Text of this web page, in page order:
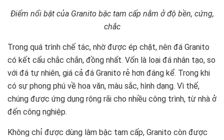
Điểm nổi bật của Granito bậc tam cấp nằm ở độ bền, cứng,
chắc
Trong quá trình chế tác, nhờ được ép chặt, nên đá Granito
có kết cấu chắc chắn, đồng nhất. Vốn là loại đá nhân tạo, so
với đá tự nhiên, giá cả đá Granito rẻ hơn đáng kể. Trong khi
có sự phong phú về hoa văn, màu sắc, hình dạng. Vì thế,
chúng được ứng dụng rộng rãi cho nhiều công trình, từ nhà ở
đến công nghiệp.
Không chỉ được dùng làm bậc tam cấp, Granito còn được